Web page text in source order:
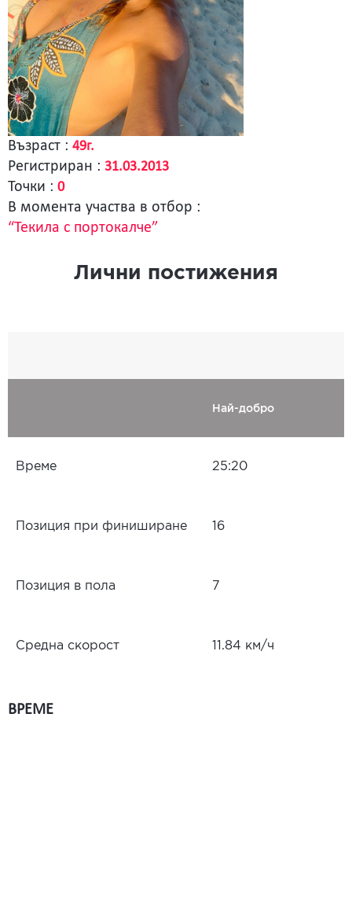
Възраст : 49г.
Регистриран : 31.03.2013
Точки : 0
В момента участва в отбор :
“Текила с портокалче”
Лични постижения
Най-добро
Време 25:20
Позиция при финиширане 16
Позиция в пола 7
Средна скорост 11.84 км/ч
ВРЕМЕ